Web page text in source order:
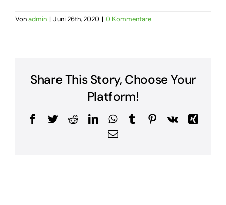
Vonadmin | Juni 26th, 2020 | 0 Kommentare
Share This Story, Choose Your
Platform!
Facebook
TwitterRedditLinkedInWhatsApp
TumblrPinterest
Vk
Xing
E-